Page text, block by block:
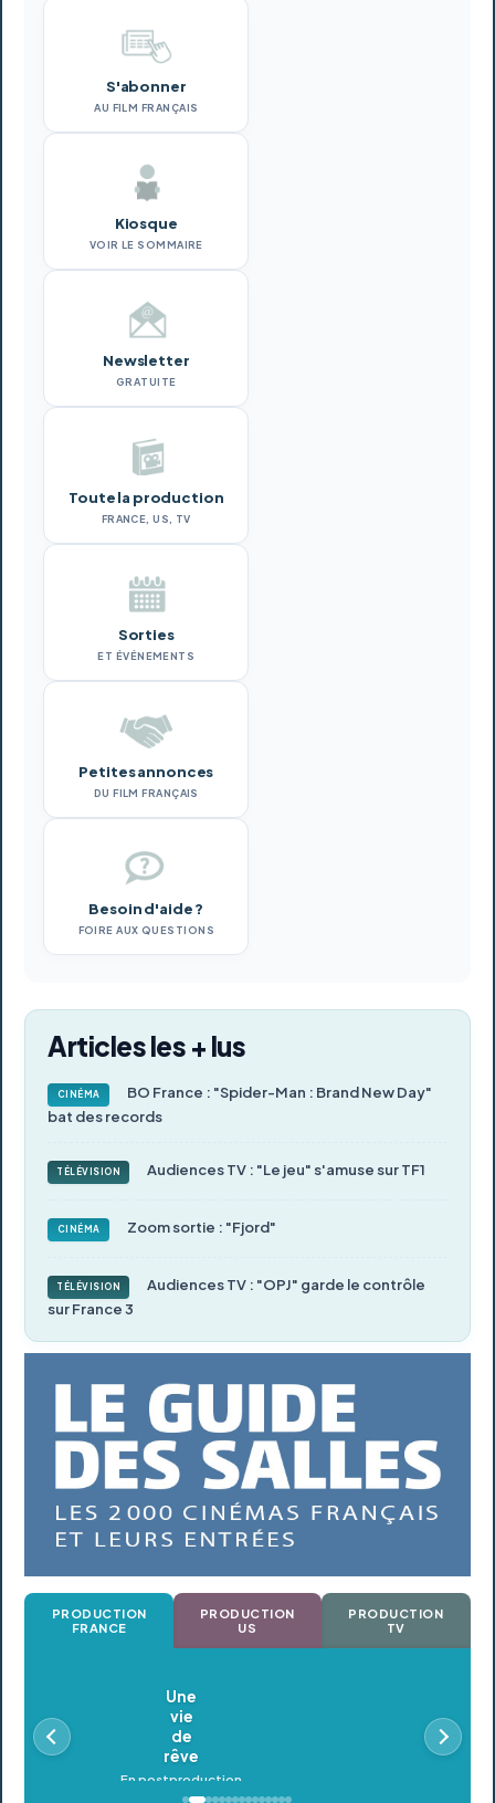
S'abonner
AU FILM FRANÇAIS
Kiosque
VOIR LE SOMMAIRE
Newsletter
GRATUITE
Toute la production
FRANCE, US, TV
Sorties
ET ÉVÉNEMENTS
Petites annonces
DU FILM FRANÇAIS
Besoin d'aide ?
FOIRE AUX QUESTIONS
Articles les + lus
CINÉMA
BO France : "Spider-Man : Brand New Day"
bat des records
TÉLÉVISION Audiences TV : "Le jeu" s'amuse sur TF1
CINÉMA Zoom sortie : "Fjord"
TÉLÉVISION
Audiences TV : "OPJ" garde le contrôle
sur France 3
PRODUCTION
FRANCE
PRODUCTION
US
PRODUCTION
TV
Oldeupe
En postproduction